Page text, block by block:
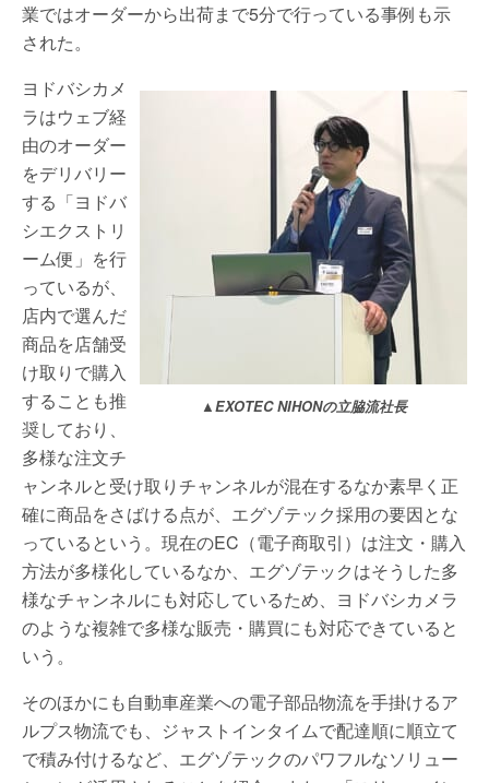
業ではオーダーから出荷まで5分で行っている事例も示
された。
▲EXOTEC NIHONの立脇流社長
ヨドバシカメ
ラはウェブ経
由のオーダー
をデリバリー
する「ヨドバ
シエクストリ
ーム便」を行
っているが、
店内で選んだ
商品を店舗受
け取りで購入
することも推
奨しており、
多様な注文チ
ャンネルと受け取りチャンネルが混在するなか素早く正
確に商品をさばける点が、エグゾテック採用の要因とな
っているという。現在のEC（電子商取引）は注文・購入
方法が多様化しているなか、エグゾテックはそうした多
様なチャンネルにも対応しているため、ヨドバシカメラ
のような複雑で多様な販売・購買にも対応できていると
いう。
そのほかにも自動車産業への電子部品物流を手掛けるア
ルプス物流でも、ジャストインタイムで配達順に順立て
で積み付けるなど、エグゾテックのパワフルなソリュー